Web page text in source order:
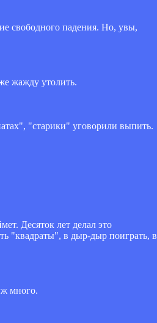
свободного падения. Но, увы,
жажду утолить.
"старики" уговорили выпить.
Десяток лет делал это
"квадраты", в дыр-дыр поиграть, в
много.